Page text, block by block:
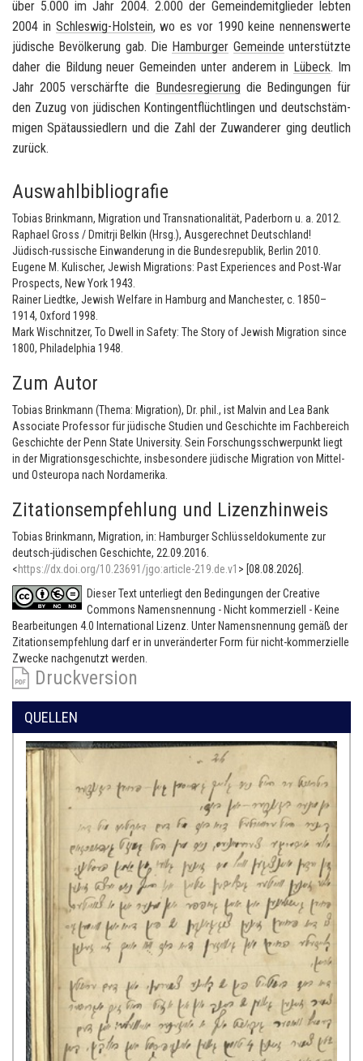
über 5.000 im Jahr 2004. 2.000 der Ge­mein­de­mit­glie­der leb­ten
2004 in Schleswig-​Holstein, wo es vor 1990 keine nen­nens­wer­te
jü­di­sche Be­völ­ke­rung gab. Die Ham­bur­ger Ge­mein­de un­ter­stütz­te
daher die Bil­dung neuer Ge­mein­den unter an­de­rem in Lü­beck. Im
Jahr 2005 ver­schärf­te die Bun­des­re­gie­rung die Be­din­gun­gen für
den Zuzug von jü­di­schen Kon­tin­gent­flücht­lin­gen und deutsch­stäm­
mi­gen Spät­aus­sied­lern und die Zahl der Zu­wan­de­rer ging deut­lich
zu­rück.
Auswahlbibliografie
Tobias Brinkmann, Migration und Transnationalität, Paderborn u. a. 2012.
Raphael Gross / Dmitrji Belkin (Hrsg.), Ausgerechnet Deutschland!
Jüdisch-russische Einwanderung in die Bundesrepublik, Berlin 2010.
Eugene M. Kulischer, Jewish Migrations: Past Experiences and Post-War
Prospects, New York 1943.
Rainer Liedtke, Jewish Welfare in Hamburg and Manchester, c. 1850–
1914, Oxford 1998.
Mark Wischnitzer, To Dwell in Safety: The Story of Jewish Migration since
1800, Philadelphia 1948.
Zum Autor
Tobias Brinkmann (Thema: Migration), Dr. phil., ist Malvin and Lea Bank
Associate Professor für jüdische Studien und Geschichte im Fachbereich
Geschichte der Penn State University. Sein Forschungsschwerpunkt liegt
in der Migrationsgeschichte, insbesondere jüdische Migration von Mittel-
und Osteuropa nach Nordamerika.
Zitationsempfehlung und Lizenzhinweis
Tobias Brinkmann, Migration, in: Hamburger Schlüsseldokumente zur
deutsch-jüdischen Geschichte, 22.09.2016.
<https://dx.doi.org/10.23691/jgo:article-219.de.v1 > [08.08.2026].
Dieser Text unterliegt den Bedingungen der Creative
Commons Namensnennung - Nicht kommerziell - Keine
Bearbeitungen 4.0 International Lizenz. Unter Namensnennung gemäß der
Zitationsempfehlung darf er in unveränderter Form für nicht-kommerzielle
Zwecke nachgenutzt werden.
Druckversion
QUELLEN